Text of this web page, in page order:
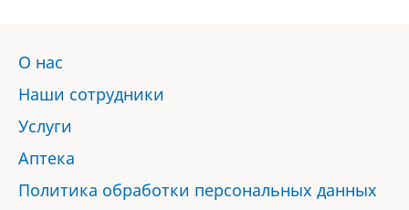
О нас
Наши сотрудники
Услуги
Аптека
Политика обработки персональных данных